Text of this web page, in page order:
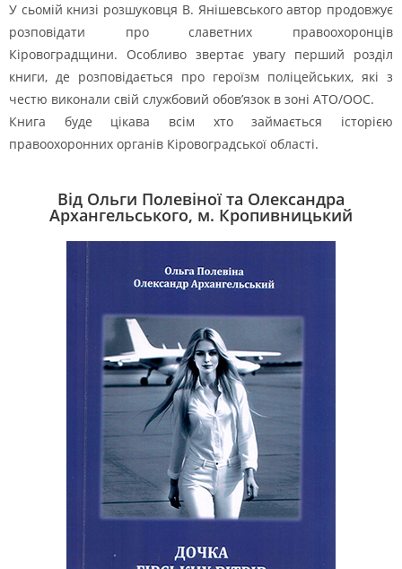
У сьомій книзі розшуковця В. Янішевського автор продовжує
розповідати про славетних правоохоронців
Кіровоградщини. Особливо звертає увагу перший розділ
книги, де розповідається про героїзм поліцейських, які з
честю виконали свій службовий обов’язок в зоні АТО/ООС.
Книга буде цікава всім хто займається історією
правоохоронних органів Кіровоградської області.
Від Ольги Полевіної та Олександра
Архангельського, м. Кропивницький